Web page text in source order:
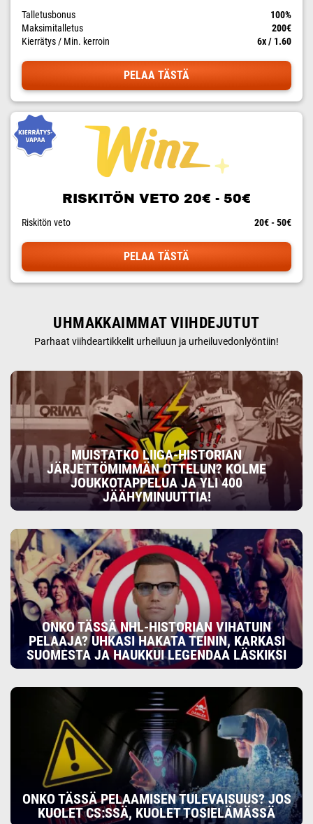
Talletusbonus
100%
Maksimitalletus
200€
Kierrätys / Min. kerroin
6x / 1.60
PELAA TÄSTÄ
RISKITÖN VETO 20€ - 50€
Riskitön veto 20€ - 50€
PELAA TÄSTÄ
UHMAKKAIMMAT VIIHDEJUTUT
Parhaat viihdeartikkelit urheiluun ja urheiluvedonlyöntiin!
MUISTATKO LIIGA-HISTORIAN
JÄRJETTÖMIMMÄN OTTELUN? KOLME
JOUKKOTAPPELUA JA YLI 400
JÄÄHYMINUUTTIA!
ONKO TÄSSÄ NHL-HISTORIAN VIHATUIN
PELAAJA? UHKASI HAKATA TEININ, KARKASI
SUOMESTA JA HAUKKUI LEGENDAA LÄSKIKSI
ONKO TÄSSÄ PELAAMISEN TULEVAISUUS? JOS
KUOLET CS:SSÄ, KUOLET TOSIELÄMÄSSÄ